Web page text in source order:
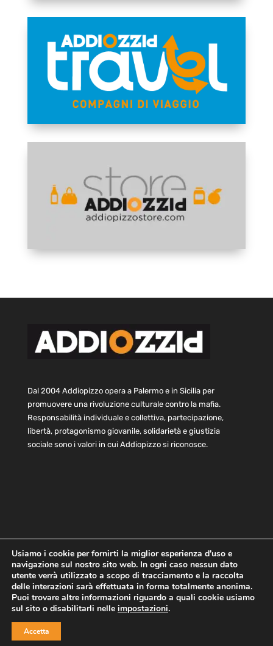
Dal 2004 Addiopizzo opera a Palermo e in Sicilia per
promuovere una rivoluzione culturale contro la mafia.
Responsabilità individuale e collettiva, partecipazione,
libertà, protagonismo giovanile, solidarietà e giustizia
sociale sono i valori in cui Addiopizzo si riconosce.
Home Statuto e bilancio
Contatti
Privacy
Cookie Child Protection Policy
Copyright © 2021 AddioPizzo | Tutti i diritti riservati | Sede
Usiamo i cookie per fornirti la miglior esperienza d'uso e
navigazione sul nostro sito web. In ogni caso nessun dato
utente verrà utilizzato a scopo di tracciamento e la raccolta
delle interazioni sarà effettuata in forma totalmente anonima.
Puoi trovare altre informazioni riguardo a quali cookie usiamo
sul sito o disabilitarli nelle impostazioni.
Accetta